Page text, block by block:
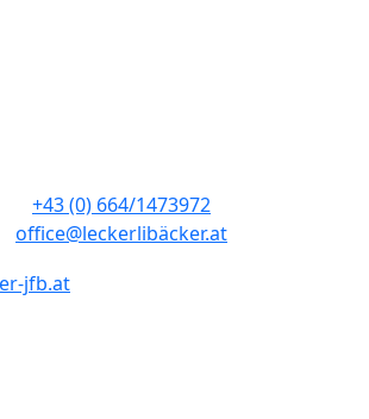
+43 (0) 664/1473972
office@leckerlibäcker.at